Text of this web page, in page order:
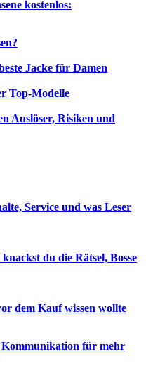
kostenlos:
Jacke für Damen
Top-Modelle
Auslöser, Risiken und
Service und was Leser
du die Rätsel, Bosse
dem Kauf wissen wollte
Kommunikation für mehr